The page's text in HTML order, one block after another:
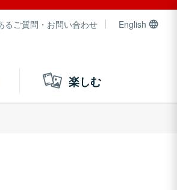
るご質問・お問い合わせ English
楽しむ